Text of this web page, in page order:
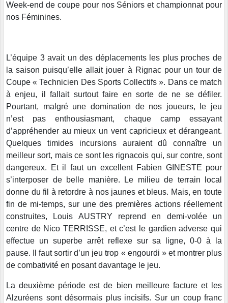
Week-end de coupe pour nos Séniors et championnat pour
nos Féminines.
L’équipe 3 avait un des déplacements les plus proches de
la saison puisqu’elle allait jouer à Rignac pour un tour de
Coupe « Technicien Des Sports Collectifs ». Dans ce match
à enjeu, il fallait surtout faire en sorte de ne se défiler.
Pourtant, malgré une domination de nos joueurs, le jeu
n’est pas enthousiasmant, chaque camp essayant
d’appréhender au mieux un vent capricieux et dérangeant.
Quelques timides incursions auraient dû connaître un
meilleur sort, mais ce sont les rignacois qui, sur contre, sont
dangereux. Et il faut un excellent Fabien GINESTE pour
s’interposer de belle manière. Le milieu de terrain local
donne du fil à retordre à nos jaunes et bleus. Mais, en toute
fin de mi-temps, sur une des premières actions réellement
construites, Louis AUSTRY reprend en demi-volée un
centre de Nico TERRISSE, et c’est le gardien adverse qui
effectue un superbe arrêt reflexe sur sa ligne, 0-0 à la
pause. Il faut sortir d’un jeu trop « engourdi » et montrer plus
de combativité en posant davantage le jeu.
La deuxième période est de bien meilleure facture et les
Alzuréens sont désormais plus incisifs. Sur un coup franc